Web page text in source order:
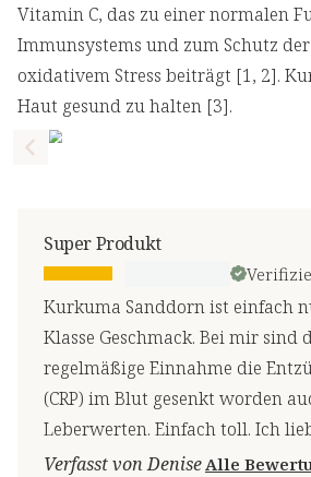
Vitamin C, das zu einer normalen
Immunsystems und zum Schutz
oxidativem Stress beiträgt [1, 2].
Haut gesund zu halten [3].
Previous slide
Super Produkt
Kurkuma Sanddorn ist einfach
Klasse Geschmack. Bei mir sind
regelmäßige Einnahme die
(CRP) im Blut gesenkt worden
Leberwerten. Einfach toll. Ich
Verfasst von Denise Alle